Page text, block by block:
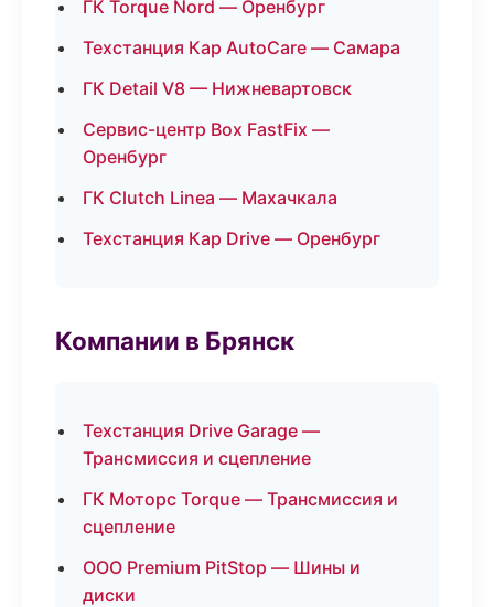
ГК Torque Nord — Оренбург
Техстанция Кар AutoCare — Самара
ГК Detail V8 — Нижневартовск
Сервис-центр Box FastFix —
Оренбург
ГК Clutch Linea — Махачкала
Техстанция Кар Drive — Оренбург
Компании в Брянск
Техстанция Drive Garage —
Трансмиссия и сцепление
ГК Моторс Torque — Трансмиссия и
сцепление
ООО Premium PitStop — Шины и
диски